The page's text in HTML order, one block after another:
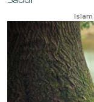
Islam